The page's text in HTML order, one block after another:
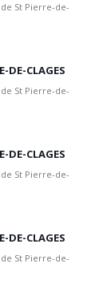
St Pierre-de-
DE-CLAGES
St Pierre-de-
DE-CLAGES
St Pierre-de-
DE-CLAGES
St Pierre-de-